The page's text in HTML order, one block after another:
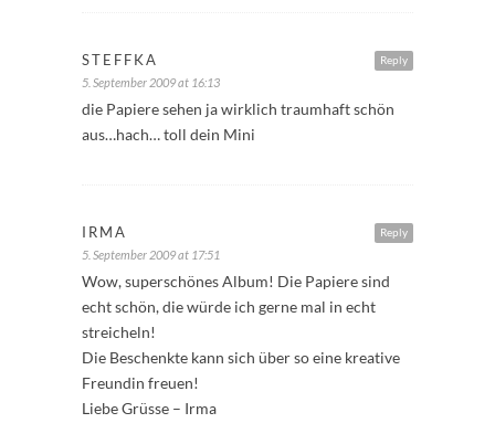
Reply
STEFFKA
5. September 2009 at 16:13
die Papiere sehen ja wirklich traumhaft schön
aus…hach… toll dein Mini
Reply
IRMA
5. September 2009 at 17:51
Wow, superschönes Album! Die Papiere sind
echt schön, die würde ich gerne mal in echt
streicheln!
Die Beschenkte kann sich über so eine kreative
Freundin freuen!
Liebe Grüsse – Irma